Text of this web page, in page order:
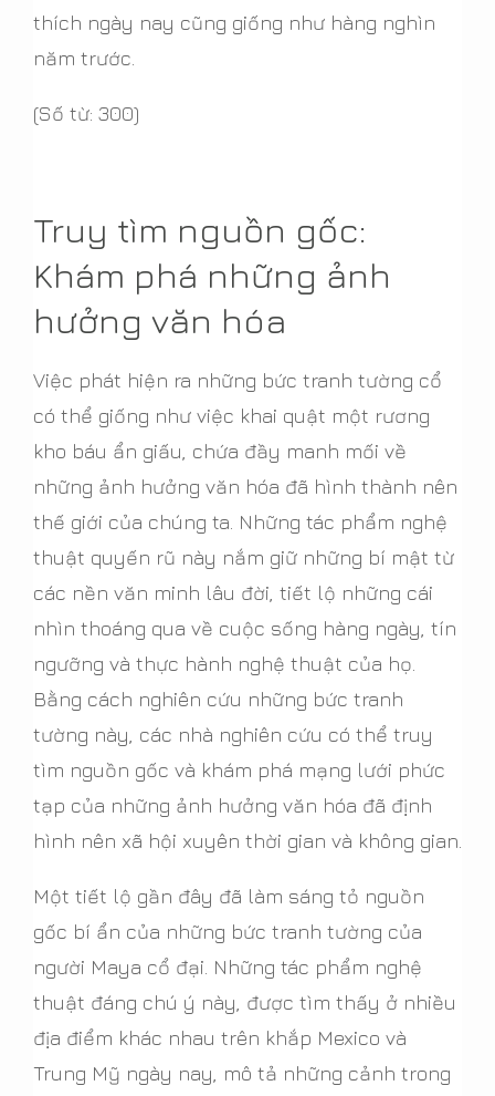
thích ngày nay cũng giống như hàng nghìn
năm trước.
(Số từ: 300)
Truy tìm nguồn gốc:
Khám phá những ảnh
hưởng văn hóa
Việc phát hiện ra những bức tranh tường cổ
có thể giống như việc khai quật một rương
kho báu ẩn giấu, chứa đầy manh mối về
những ảnh hưởng văn hóa đã hình thành nên
thế giới của chúng ta. Những tác phẩm nghệ
thuật quyến rũ này nắm giữ những bí mật từ
các nền văn minh lâu đời, tiết lộ những cái
nhìn thoáng qua về cuộc sống hàng ngày, tín
ngưỡng và thực hành nghệ thuật của họ.
Bằng cách nghiên cứu những bức tranh
tường này, các nhà nghiên cứu có thể truy
tìm nguồn gốc và khám phá mạng lưới phức
tạp của những ảnh hưởng văn hóa đã định
hình nên xã hội xuyên thời gian và không gian.
Một tiết lộ gần đây đã làm sáng tỏ nguồn
gốc bí ẩn của những bức tranh tường của
người Maya cổ đại. Những tác phẩm nghệ
thuật đáng chú ý này, được tìm thấy ở nhiều
địa điểm khác nhau trên khắp Mexico và
Trung Mỹ ngày nay, mô tả những cảnh trong